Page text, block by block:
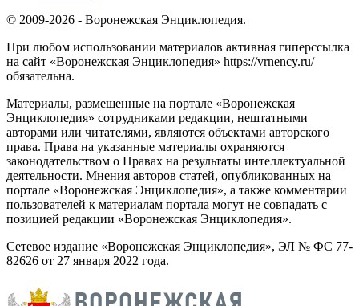
© 2009-2026 - Воронежская Энциклопедия.
При любом использовании материалов активная гиперссылка
на сайт «Воронежская Энциклопедия» https://vrnency.ru/
обязательна.
Материалы, размещенные на портале «Воронежская
Энциклопедия» сотрудниками редакции, нештатными
авторами или читателями, являются объектами авторского
права. Права на указанные материалы охраняются
законодательством о Правах на результаты интеллектуальной
деятельности. Мнения авторов статей, опубликованных на
портале «Воронежская Энциклопедия», а также комментарии
пользователей к материалам портала могут не совпадать с
позицией редакции «Воронежская Энциклопедия».
Сетевое издание «Воронежская Энциклопедия», ЭЛ № ФС 77-
82626 от 27 января 2022 года.